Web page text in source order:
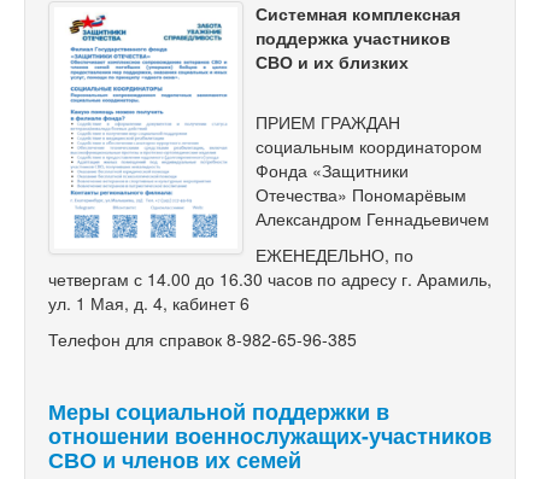
Системная комплексная
поддержка участников
СВО и их близких
ПРИЕМ ГРАЖДАН
социальным координатором
Фонда «Защитники
Отечества» Пономарёвым
Александром Геннадьевичем
ЕЖЕНЕДЕЛЬНО, по
четвергам с 14.00 до 16.30 часов по адресу г. Арамиль,
ул. 1 Мая, д. 4, кабинет 6
Телефон для справок 8-982-65-96-385
Меры социальной поддержки в
отношении военнослужащих-участников
СВО и членов их семей